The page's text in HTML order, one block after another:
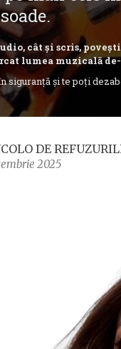
cât și scris,
lumea muzicală
siguranță și te poți
DE
2025